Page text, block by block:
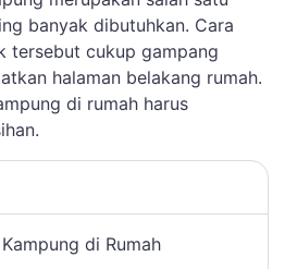
banyak dibutuhkan. Cara
tersebut cukup gampang
halaman belakang rumah.
di rumah harus
di Rumah